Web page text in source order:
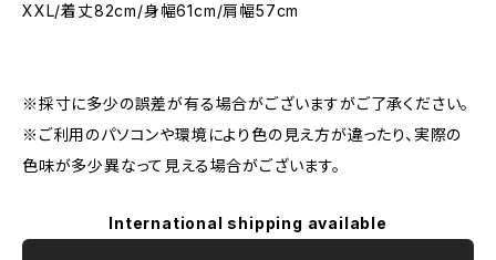
XXL/着丈82cm/身幅61cm/肩幅57cm
※採寸に多少の誤差が有る場合がございますがご了承ください。
※ご利用のパソコンや環境により色の見え方が違ったり、実際の
色味が多少異なって見える場合がございます。
International shipping available